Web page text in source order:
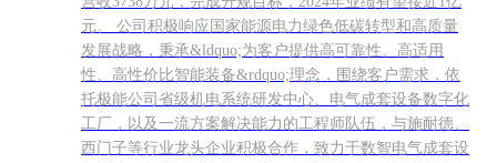
元。 公司积极响应国家能源电力绿色低碳转型和高质量
发展战略，秉承&ldquo;为客户提供高可靠性、高适用
性、高性价比智能装备&rdquo;理念，围绕客户需求，依
托极能公司省级机电系统研发中心、电气成套设备数字化
工厂，以及一流方案解决能力的工程师队伍，与施耐德、
西门子等行业龙头企业积极合作，致力于数智电气成套设